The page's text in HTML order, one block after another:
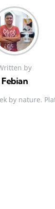
by
Febian
by nature.